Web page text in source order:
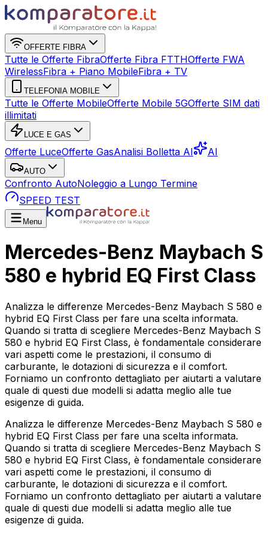
OFFERTE FIBRA
Tutte le Offerte FibraOfferte Fibra FTTHOfferte FWA
WirelessFibra + Piano MobileFibra + TV
TELEFONIA MOBILE
Tutte le Offerte MobileOfferte Mobile 5GOfferte SIM dati
illimitati
LUCE E GAS
Offerte LuceOfferte GasAnalisi Bolletta AI AI
AUTO
Confronto AutoNoleggio a Lungo Termine
SPEED TEST
Menu
Mercedes-Benz Maybach S
580 e hybrid EQ First Class
Analizza le differenze Mercedes-Benz Maybach S 580 e
hybrid EQ First Class per fare una scelta informata.
Quando si tratta di scegliere Mercedes-Benz Maybach S
580 e hybrid EQ First Class, è fondamentale considerare
vari aspetti come le prestazioni, il consumo di
carburante, le dotazioni di sicurezza e il comfort.
Forniamo un confronto dettagliato per aiutarti a valutare
quale di questi due modelli si adatta meglio alle tue
esigenze di guida.
Analizza le differenze Mercedes-Benz Maybach S 580 e
hybrid EQ First Class per fare una scelta informata.
Quando si tratta di scegliere Mercedes-Benz Maybach S
580 e hybrid EQ First Class, è fondamentale considerare
vari aspetti come le prestazioni, il consumo di
carburante, le dotazioni di sicurezza e il comfort.
Forniamo un confronto dettagliato per aiutarti a valutare
quale di questi due modelli si adatta meglio alle tue
esigenze di guida.